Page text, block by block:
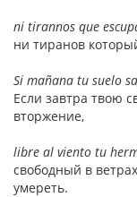
ni tirannos que
ни тиранов
Si mañana tu suelo
Если завтра твою
вторжение,
libre al viento tu
свободный в
умереть.